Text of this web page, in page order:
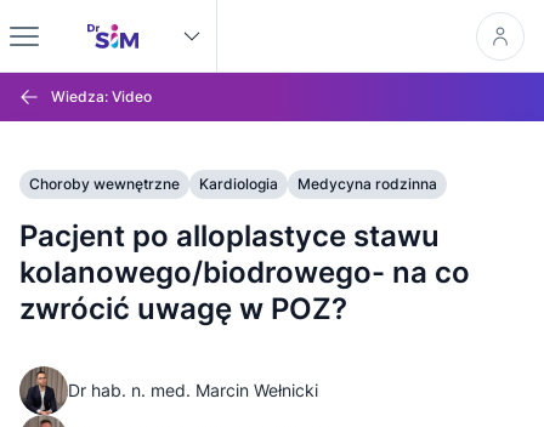
Wiedza: Video
Choroby wewnętrzne Kardiologia Medycyna rodzinna
Pacjent po alloplastyce stawu
kolanowego/biodrowego- na co
zwrócić uwagę w POZ?
Dr hab. n. med. Marcin Wełnicki